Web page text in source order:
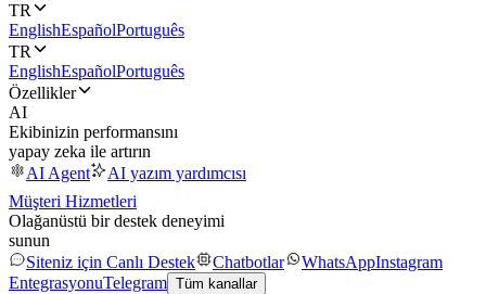
TR
EnglishEspañolPortuguês
TR
EnglishEspañolPortuguês
Özellikler
AI
Ekibinizin performansını
yapay zeka ile artırın
AI Agent
AI yazım yardımcısı
Müşteri Hizmetleri
Olağanüstü bir destek deneyimi
sunun
Siteniz için Canlı Destek
Chatbotlar WhatsAppInstagram
EntegrasyonuTelegram Tüm kanallar